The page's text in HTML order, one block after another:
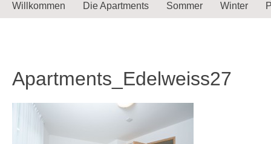
Willkommen Die Apartments Sommer Winter
Apartments_Edelweiss27